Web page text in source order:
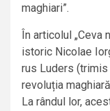
maghiari”.
În articolul „Ceva
istoric Nicolae
rus Luders (trimis
revoluția
La rândul lor,